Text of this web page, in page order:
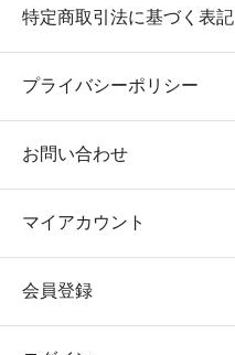
特定商取引法に基づく表記
プライバシーポリシー
お問い合わせ
マイアカウント
会員登録